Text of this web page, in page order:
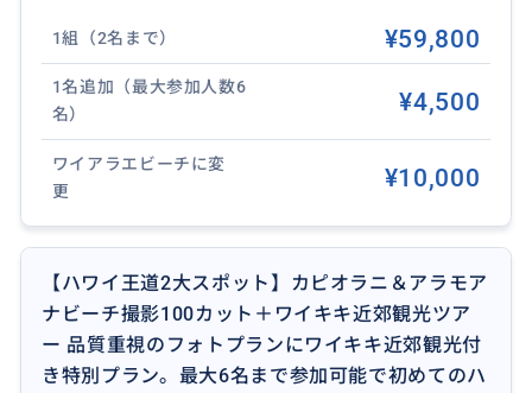
た貴重なスナップに。
カップル・ハネムーン: 二人だけの自然な表情を、プロ
の構図で。
女子旅・卒業旅行: 仲良しグループで「映える」ハワイ
旅行の思い出作り。
アーティスト・個人: ポートレート用の本格的な仕上が
りを求める方。
【ツアーサンプル】
1組（2名まで） ¥59,800
1名追加（最大参加人数6
名）
¥4,500
ワイアラエビーチに変
更
¥10,000
【ハワイ王道2大スポット】カピオラニ＆アラモア
ナビーチ撮影100カット＋ワイキキ近郊観光ツア
ー 品質重視のフォトプランにワイキキ近郊観光付
き特別プラン。最大6名まで参加可能で初めてのハ